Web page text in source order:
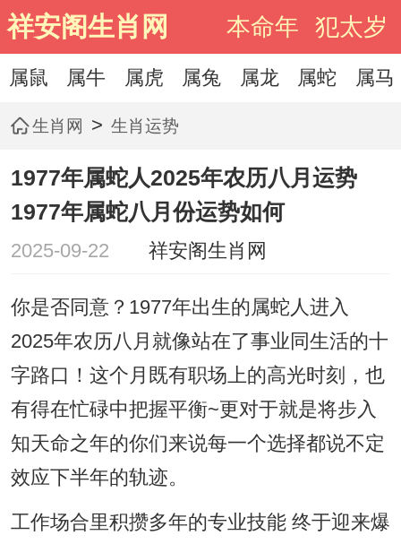
祥安阁生肖网 本命年 犯太岁
属鼠 属牛 属虎 属兔 属龙 属蛇 属马
生肖网 > 生肖运势
1977年属蛇人2025年农历八月运势
1977年属蛇八月份运势如何
2025-09-22 祥安阁生肖网
你是否同意？1977年出生的属蛇人进入
2025年农历八月就像站在了事业同生活的十
字路口！这个月既有职场上的高光时刻，也
有得在忙碌中把握平衡~更对于就是将步入
知天命之年的你们来说每一个选择都说不定
效应下半年的轨迹。
工作场合里积攒多年的专业技能 终于迎来爆